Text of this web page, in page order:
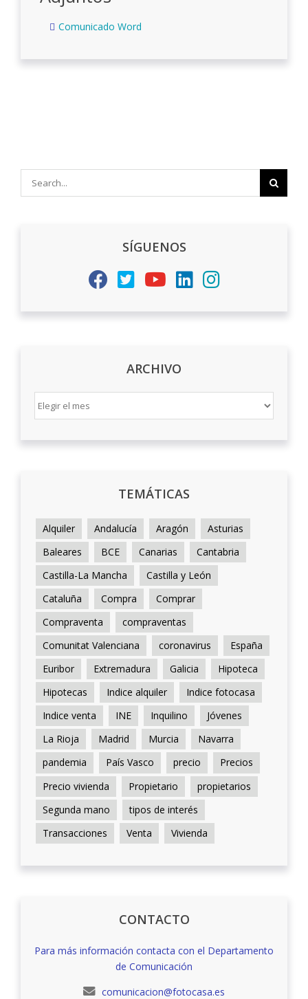
Comunicado Word
SÍGUENOS
ARCHIVO
TEMÁTICAS
Alquiler Andalucía Aragón
Asturias
Baleares
BCE Canarias
Cantabria
Castilla-La Mancha
Castilla y León
Cataluña
Compra
Comprar
Compraventa
compraventas
Comunitat Valenciana
coronavirus
España
Euribor
Extremadura Galicia
Hipoteca
Hipotecas
Indice alquiler
Indice fotocasa
Indice venta
INE Inquilino
Jóvenes
La Rioja
Madrid Murcia
Navarra
pandemia
País Vasco precio
Precios
Precio vivienda
Propietario
propietarios
Segunda mano
tipos de interés
Transacciones
Venta Vivienda
CONTACTO
Para más información contacta con el Departamento
de Comunicación
comunicacion@fotocasa.es